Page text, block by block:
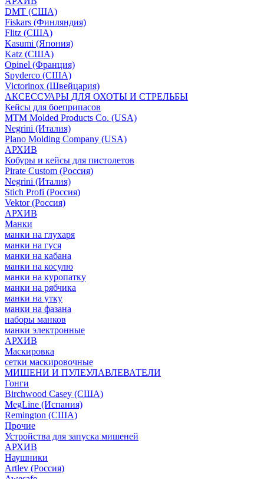
DMT (США)
Fiskars (Финляндия)
Flitz (США)
Kasumi (Япония)
Katz (США)
Opinel (Франция)
Spyderco (США)
Victorinox (Швейцария)
АКСЕССУАРЫ ДЛЯ ОХОТЫ И СТРЕЛЬБЫ
Кейсы для боеприпасов
MTM Molded Products Co. (USA)
Negrini (Италия)
Plano Molding Company (USA)
АРХИВ
Кобуры и кейсы для пистолетов
Pirate Custom (Россия)
Negrini (Италия)
Stich Profi (Россия)
Vektor (Россия)
АРХИВ
Манки
манки на глухаря
манки на гуся
манки на кабана
манки на косулю
манки на куропатку
манки на рябчика
манки на утку
манки на фазана
наборы манков
манки электронные
АРХИВ
Маскировка
сетки маскировочные
МИШЕНИ И ПУЛЕУЛАВЛЕВАТЕЛИ
Гонги
Birchwood Casey (США)
MegLine (Испания)
Remington (США)
Прочие
Устройства для запуска мишеней
АРХИВ
Наушники
Artlev (Россия)